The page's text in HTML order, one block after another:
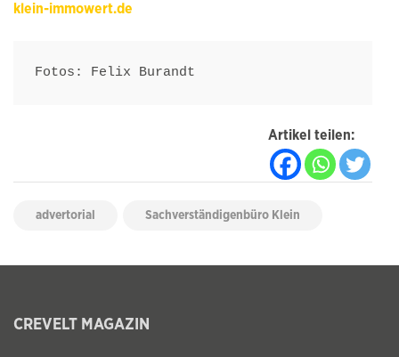
klein-immowert.de
Fotos: Felix Burandt
Artikel teilen:
advertorial Sachverständigenbüro Klein
CREVELT MAGAZIN